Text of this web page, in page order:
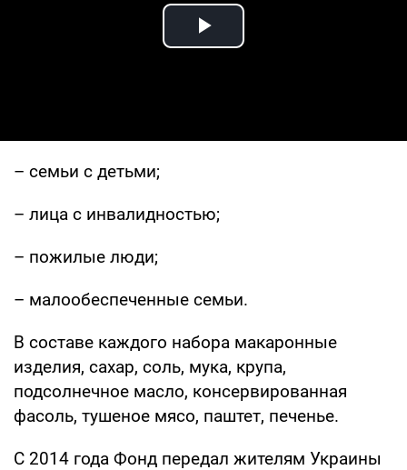
Play Video
– семьи с детьми;
– лица с инвалидностью;
– пожилые люди;
– малообеспеченные семьи.
В составе каждого набора макаронные
изделия, сахар, соль, мука, крупа,
подсолнечное масло, консервированная
фасоль, тушеное мясо, паштет, печенье.
С 2014 года Фонд передал жителям Украины